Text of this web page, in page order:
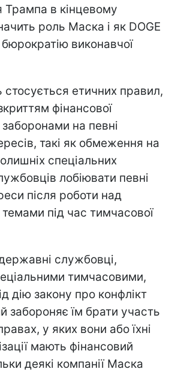
Трампа в кінцевому
роль Маска і як DOGE
виконавчої
стосується етичних правил,
фінансової
заборонами на певні
такі як обмеження на
спеціальних
лобіювати певні
після роботи над
темами під час тимчасової
службовці,
тимчасовими,
дію закону про конфлікт
забороняє їм брати участь
у яких вони або їхні
мають фінансовий
деякі компанії Маска